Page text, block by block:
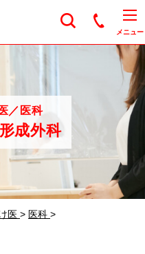
メニュー
／医科
成外科
医 > 医科 >